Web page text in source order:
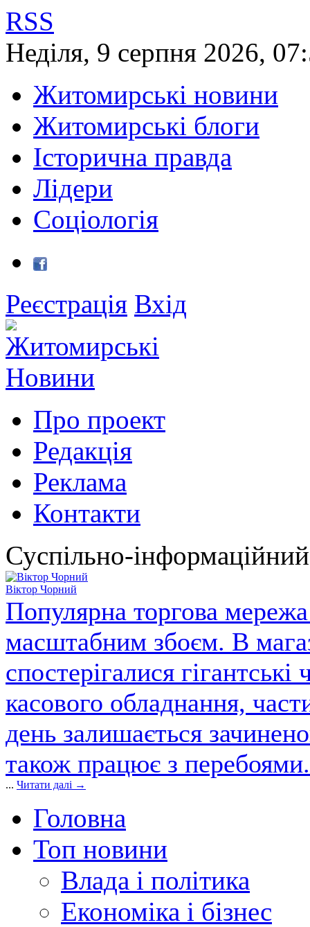
RSS
Неділя, 9 серпня 2026,
Житомирські новини
Житомирські блоги
Історична правда
Лідери
Соціологія
Реєстрація Вхід
Про проект
Редакція
Реклама
Контакти
Суспільно-
Віктор Чорний
Популярна торгова
масштабним збоєм. В
спостерігалися
касового обладнання,
день залишається
також працює з
... Читати далі →
Головна
Топ новини
Влада і політика
Економіка і бізнес